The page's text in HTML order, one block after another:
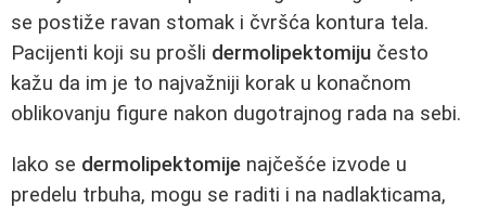
se postiže ravan stomak i čvršća kontura tela.
Pacijenti koji su prošli dermolipektomiju često
kažu da im je to najvažniji korak u konačnom
oblikovanju figure nakon dugotrajnog rada na sebi.
Iako se dermolipektomije najčešće izvode u
predelu trbuha, mogu se raditi i na nadlakticama,